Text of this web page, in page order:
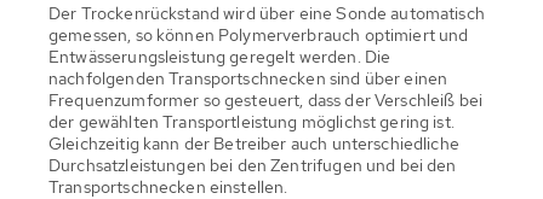
Der Trockenrückstand wird über eine Sonde automatisch
gemessen, so können Polymerverbrauch optimiert und
Entwässerungsleistung geregelt werden. Die
nachfolgenden Transportschnecken sind über einen
Frequenzumformer so gesteuert, dass der Verschleiß bei
der gewählten Transportleistung möglichst gering ist.
Gleichzeitig kann der Betreiber auch unterschiedliche
Durchsatzleistungen bei den Zentrifugen und bei den
Transportschnecken einstellen.